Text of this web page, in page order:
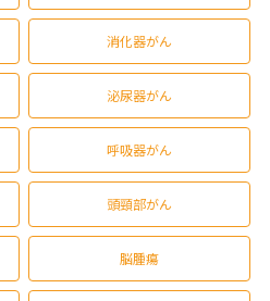
消化器がん
泌尿器がん
呼吸器がん
頭頸部がん
脳腫瘍